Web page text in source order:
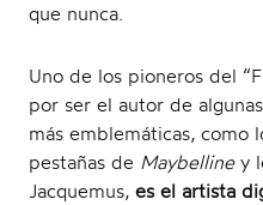
que nunca.
Uno de los pioneros del
por ser el autor de
más emblemáticas, como
pestañas de Maybelliney
Jacquemus, es el artista